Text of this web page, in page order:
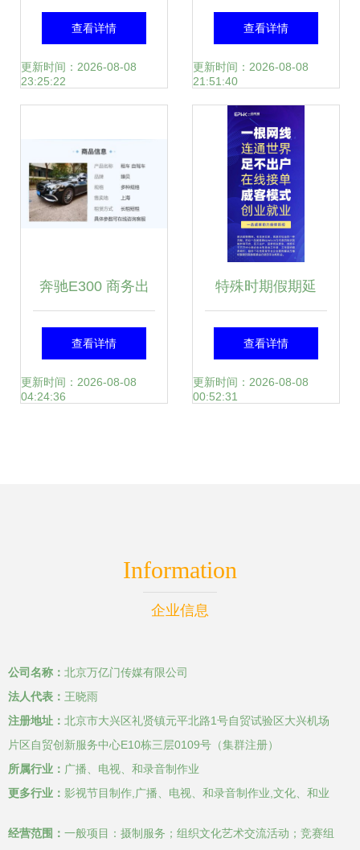
事我们这样珍藏
查看详情
更新时间：2026-08-08
23:25:22
服务,药片,手写板,
电话,写字板,应用
程序,无线网络,喊,
召唤,呼唤,听,个人
电脑,呼叫,联网,制
作,说话,互联网,汉
子,无线,吆喝,技术,
叫,号召,申请,计算
机,现代,帅气,房间,
年青人,专业人员,
快乐
查看详情
更新时间：2026-08-08
21:51:40
奔驰E300 商务出
行与个人自驾首
选，尊享全面服务
查看详情
更新时间：2026-08-08
04:24:36
特殊时期假期延
长，企业损失如何
弥补？这些90后或
查看详情
更新时间：2026-08-08
00:52:31
Information
企业信息
公司名称： 北京万亿门传媒有限公司
法人代表： 王晓雨
注册地址： 北京市大兴区礼贤镇元平北路1号自贸试验区大兴机场
片区自贸创新服务中心E10栋三层0109号（集群注册）
所属行业： 广播、电视、和录音制作业
更多行业： 影视节目制作,广播、电视、和录音制作业,文化、和业
经营范围： 一般项目：摄制服务；组织文化艺术交流活动；竞赛组